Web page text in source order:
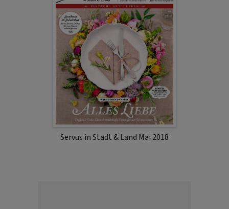
Servus in Stadt & Land Mai 2018